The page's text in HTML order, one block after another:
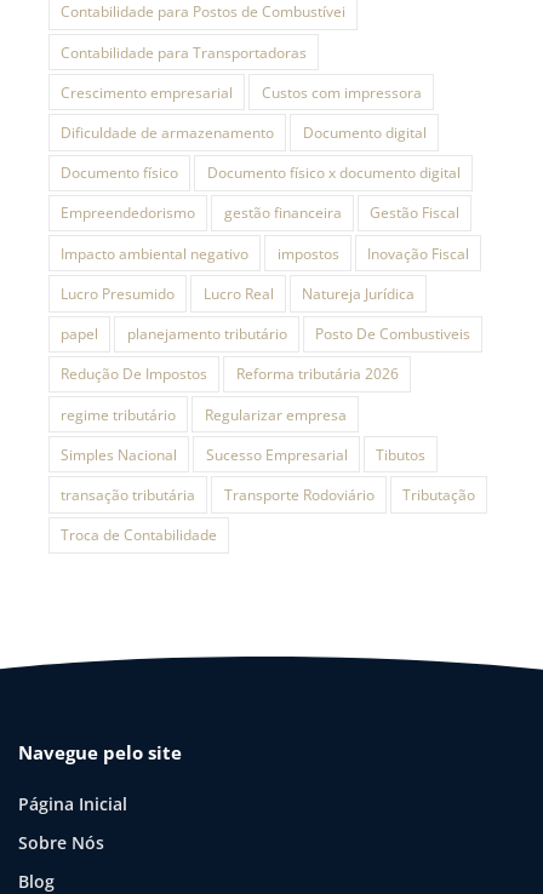
Contabilidade para Postos de Combustívei
Contabilidade para Transportadoras
Crescimento empresarial
Custos com impressora
Dificuldade de armazenamento
Documento digital
Documento físico
Documento físico x documento digital
Empreendedorismo
gestão financeira
Gestão Fiscal
Impacto ambiental negativo
impostos
Inovação Fiscal
Lucro Presumido
Lucro Real
Natureja Jurídica
papel
planejamento tributário
Posto De Combustiveis
Redução De Impostos
Reforma tributária 2026
regime tributário
Regularizar empresa
Simples Nacional
Sucesso Empresarial
Tibutos
transação tributária
Transporte Rodoviário
Tributação
Troca de Contabilidade
Navegue pelo site
Página Inicial
Sobre Nós
Blog